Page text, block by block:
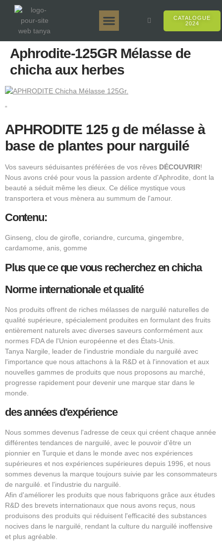
CATALOGUE
2024
Aphrodite-125GR Mélasse de
chicha aux herbes
“
APHRODITE 125 g de mélasse à
base de plantes pour narguilé
Vos saveurs séduisantes préférées de vos rêves DÉCOUVRIR!
Nous avons créé pour vous la passion ardente d'Aphrodite, dont la
beauté a séduit même les dieux. Ce délice mystique vous
transportera et vous mènera au summum de l'amour.
Contenu:
Ginseng, clou de girofle, coriandre, curcuma, gingembre,
cardamome, anis, gomme
Plus que ce que vous recherchez en chicha
Norme internationale et qualité
Nos produits offrent de riches mélasses de narguilé naturelles de
qualité supérieure, spécialement produites en formulant des fruits
entièrement naturels avec diverses saveurs conformément aux
normes FDA de l'Union européenne et des États-Unis.
Tanya Nargile, leader de l'industrie mondiale du narguilé avec
l'importance que nous attachons à la R&D et à l'innovation et aux
nouvelles gammes de produits que nous proposons au marché,
progresse rapidement pour devenir une marque star dans le
monde.
des années d'expérience
Nous sommes devenus l'adresse de ceux qui créent chaque année
différentes tendances de narguilé, avec le pouvoir d'être un
pionnier en Turquie et dans le monde avec nos expériences
supérieures et nos expériences supérieures depuis 1996, et nous
sommes devenus la marque toujours suivie par les consommateurs
de narguilé. et l'industrie du narguilé.
Afin d'améliorer les produits que nous fabriquons grâce aux études
R&D des brevets internationaux que nous avons reçus, nous
produisons des produits qui réduisent l'efficacité des substances
nocives dans le narguilé, rendant la culture du narguilé inoffensive
et plus agréable.